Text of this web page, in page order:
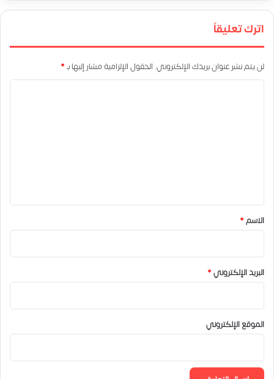
اترك تعليقاً
لن يتم نشر عنوان بريدك الإلكتروني. الحقول الإلزامية مشار إليها بـ*
*
الاسم*
البريد الإلكتروني*
الموقع الإلكتروني